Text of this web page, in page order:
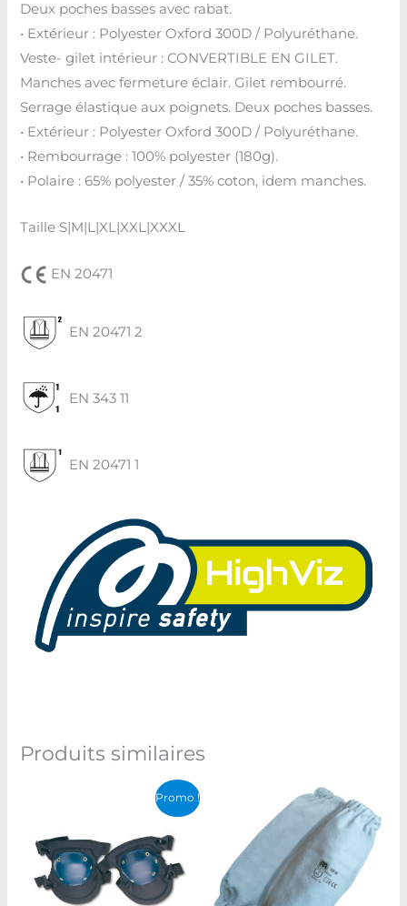
Deux poches basses avec rabat.
• Extérieur : Polyester Oxford 300D / Polyuréthane.
Veste- gilet intérieur : CONVERTIBLE EN GILET.
Manches avec fermeture éclair. Gilet rembourré.
Serrage élastique aux poignets. Deux poches basses.
• Extérieur : Polyester Oxford 300D / Polyuréthane.
• Rembourrage : 100% polyester (180g).
• Polaire : 65% polyester / 35% coton, idem manches.
Taille S|M|L|XL|XXL|XXXL
EN 20471
EN 20471 2
EN 343 11
EN 20471 1
Produits similaires
Promo !
était :
د.ت 140,000.
Le
prix
est :